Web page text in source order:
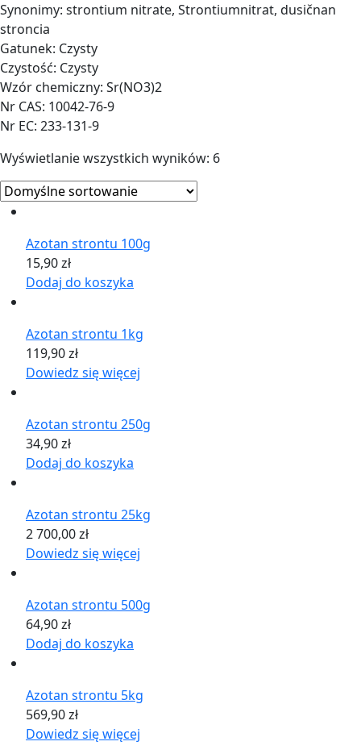
Synonimy: strontium nitrate, Strontiumnitrat, dusičnan
stroncia
Gatunek: Czysty
Czystość: Czysty
Wzór chemiczny: Sr(NO3)2
Nr CAS: 10042-76-9
Nr EC: 233-131-9
Wyświetlanie wszystkich wyników: 6
Azotan strontu 100g
15,90zł
Dodaj do koszyka
Azotan strontu 1kg
119,90zł
Dowiedz się więcej
Azotan strontu 250g
34,90zł
Dodaj do koszyka
Azotan strontu 25kg
2 700,00zł
Dowiedz się więcej
Azotan strontu 500g
64,90zł
Dodaj do koszyka
Azotan strontu 5kg
569,90zł
Dowiedz się więcej